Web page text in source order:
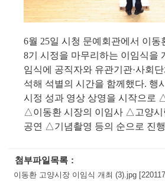
6월 25일 시청 문예회관에서 이동
8기 시정을 마무리하는 이임식을
임식에 공직자와 유관기관·사회
석해 석별의 시간을 함께했다. 행
시정 성과 영상 상영을 시작으로
△이동환 시장의 이임사 △ 고양
공연 △기념촬영 등의 순으로 진
첨부파일목록
이동환 고양시장 이임식 개최 (3).jpg